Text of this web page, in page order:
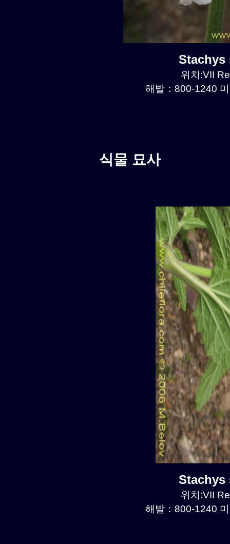
Stachys
위치:VII
해발：800-1240
식물 묘사
Stachys
위치:VII
해발：800-1240